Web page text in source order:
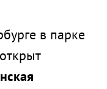
в парке